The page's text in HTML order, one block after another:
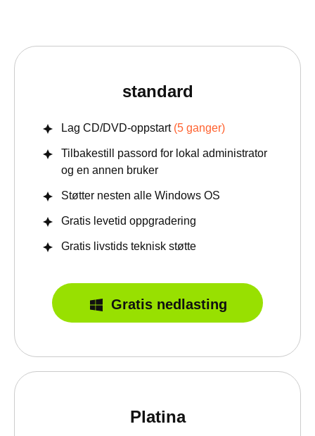
standard
Lag CD/DVD-oppstart (5 ganger)
Tilbakestill passord for lokal administrator
og en annen bruker
Støtter nesten alle Windows OS
Gratis levetid oppgradering
Gratis livstids teknisk støtte
Gratis nedlasting
Platina